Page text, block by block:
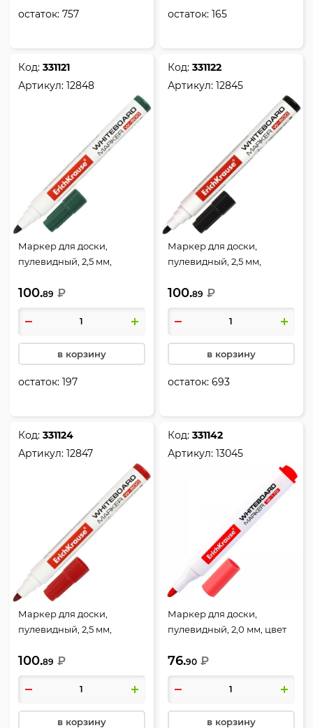
остаток:757 остаток:165
Код:331121
Артикул:12848
Маркер для доски,
пулевидный, 2,5 мм,
упаковка картонная
коробка, W-500, Erich
Krause, 12848
100.89 ₽
в корзину
остаток:197
Код:331122
Артикул:12845
Маркер для доски,
пулевидный, 2,5 мм,
упаковка картонная
коробка, W-500, Erich
Krause, 12845
100.89 ₽
в корзину
остаток:693
Код:331124
Артикул:12847
Маркер для доски,
пулевидный, 2,5 мм,
упаковка картонная
коробка, W-500, Erich
Krause, 12847
100.89 ₽
в корзину
Код:331142
Артикул:13045
Маркер для доски,
пулевидный, 2,0 мм, цвет
картонная коробка, W-
170, Erich Krause, 13045
76.90 ₽
в корзину